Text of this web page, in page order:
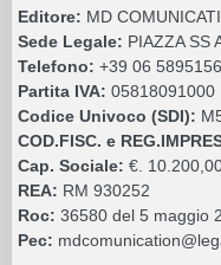
Editore: MD
Sede Legale: PIAZZA SS
Telefono: +39 06
Partita IVA: 05818091000
Codice Univoco (SDI):
COD.FISC. e
Cap. Sociale: €.
REA: RM 930252
Roc: 36580 del 5 maggio
Pec: